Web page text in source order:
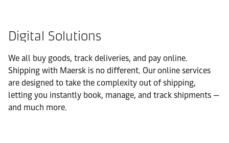
Digital Solutions
We all buy goods, track deliveries, and pay online.
Shipping with Maersk is no different. Our online services
are designed to take the complexity out of shipping,
letting you instantly book, manage, and track shipments —
and much more.